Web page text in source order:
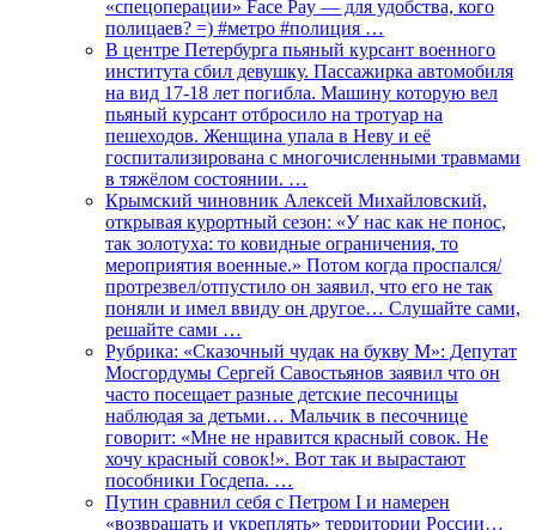
«спецоперации» Face Pay — для удобства, кого
полицаев? =) #метро #полиция …
В центре Петербурга пьяный курсант военного
института сбил девушку. Пассажирка автомобиля
на вид 17-18 лет погибла. Машину которую вел
пьяный курсант отбросило на тротуар на
пешеходов. Женщина упала в Неву и её
госпитализирована с многочисленными травмами
в тяжёлом состоянии. …
Крымский чиновник Алексей Михайловский,
открывая курортный сезон: «У нас как не понос,
так золотуха: то ковидные ограничения, то
мероприятия военные.» Потом когда проспался/
протрезвел/отпустило он заявил, что его не так
поняли и имел ввиду он другое… Слушайте сами,
решайте сами …
Рубрика: «Сказочный чудак на букву М»: Депутат
Мосгордумы Сергей Савостьянов заявил что он
часто посещает разные детские песочницы
наблюдая за детьми… Мальчик в песочнице
говорит: «Мне не нравится красный совок. Не
хочу красный совок!». Вот так и вырастают
пособники Госдепа. …
Путин сравнил себя с Петром I и намерен
«возвращать и укреплять» территории России…